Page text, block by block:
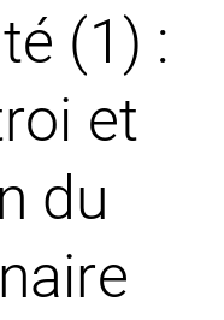
(1) :
et
du